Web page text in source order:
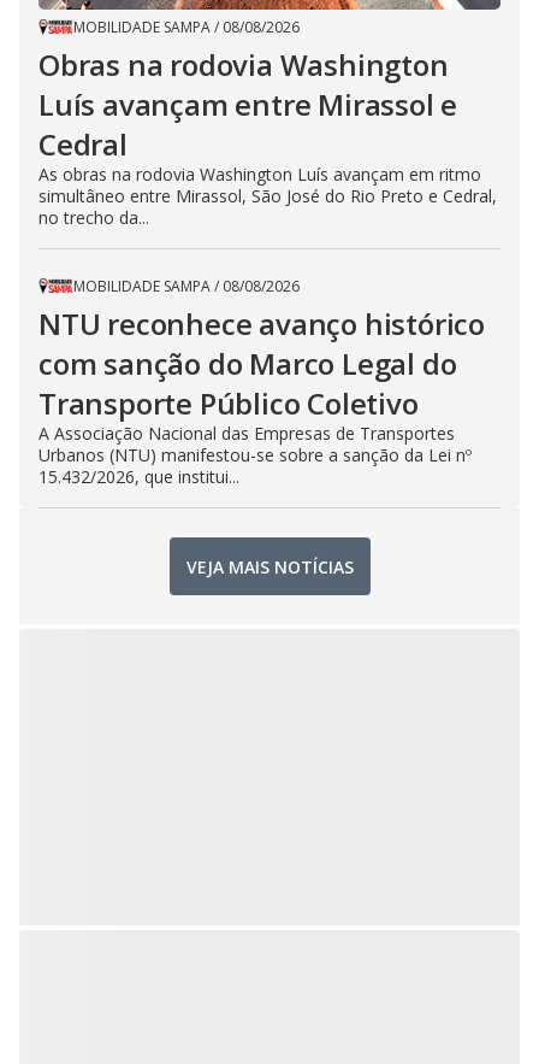
MOBILIDADE SAMPA/ 08/08/2026
Obras na rodovia Washington
Luís avançam entre Mirassol e
Cedral
As obras na rodovia Washington Luís avançam em ritmo
simultâneo entre Mirassol, São José do Rio Preto e Cedral,
no trecho da...
MOBILIDADE SAMPA/ 08/08/2026
NTU reconhece avanço histórico
com sanção do Marco Legal do
Transporte Público Coletivo
A Associação Nacional das Empresas de Transportes
Urbanos (NTU) manifestou-se sobre a sanção da Lei nº
15.432/2026, que institui...
VEJA MAIS NOTÍCIAS